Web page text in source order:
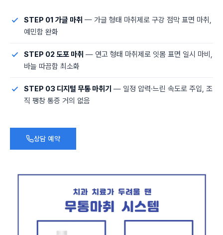
STEP 01 가글 마취 — 가글 형태 마취제로 구강 점막 표면 마취,
예민함 완화
STEP 02 도포 마취 — 연고 형태 마취제로 잇몸 표면 일시 마비,
바늘 따끔함 최소화
STEP 03 디지털 무통 마취기 — 일정 압력·느린 속도로 주입, 조
직 팽창 통증 거의 없음
상담 예약